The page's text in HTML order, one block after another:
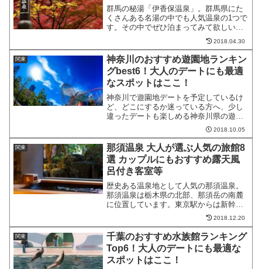
群馬の秘湯「伊香保温泉」。群馬県にた
くさんある名湯の中でも人気温泉の1つで
す。その中でぜひ泊まってみて欲しい温
泉旅館を8つ紹介します。石段街の風情あ
る街並みを感じながら、ぜひ伊香保の香
りを肌で感じてみてくださいね。伊香保
温泉おすすめ旅館１．...
2018.04.30
関東
神奈川のおすすめ遊園地ランキン
グbest6！大人のデートにも最適
なスポットはここ！
神奈川で遊園地デートを予定しているけ
ど、どこにするか迷っている方へ、少し
違ったデートも楽しめる神奈川県の遊園
地デートスポットをランキング形式でご
紹介しています。王道の遊園地デート
か、いつもと違ったデートにするかは二
人のお好み次第。思い出にな...
2018.10.05
関東
那須温泉 大人が選ぶ人気の旅館8
選 カップルにもおすすめ露天風
呂付き客室等
歴史ある温泉地として人気の那須温泉。
那須温泉は栃木県の北部、那須岳の南麓
に位置しています。東京駅からは新幹線
で那須塩原駅まで行けたりと、都心との
アクセスもしやすいのも魅力。今回は、
那須温泉で特におすすめしたい人気の温
泉旅館を厳選してご紹介し...
2018.12.20
関東
千葉のおすすめ水族館ランキング
Top6！大人のデートにも最適な
スポットはここ！